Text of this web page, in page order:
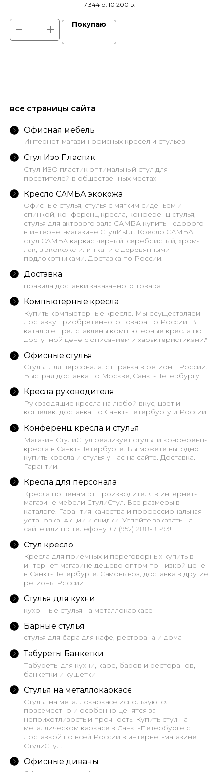
7 344 р. 10 200 р.
Покупаю
все страницы сайта
Офисная мебель
Интернет-магазин офисных кресел и стульев
Стул Изо Пластик
Стул ИЗО пластик оптимальный стул для
посетителей в общественных местах
Кресло САМБА экокожа
Офисные стулья, стулья с мягким сиденьем и
спинкой, конференц кресла, конференц стулья,
стулья для актового зала САМБА купить недорого
в интернет-магазине СтулИstul. Кресло САМБА,
стул САМБА каркас черный, серебристый, хром-
лак, в экокоже или ткани с деревянными
подлокотниками. Доставка по России.
Доставка
правила доставки заказанного товара
Компьютерные кресла
Купить компьютерные кресло. Мы осуществляем
доставку приобретенного товара по России. В
каталоге представлены компьютерные кресла по
доступной цене с описанием и характеристиками."
Офисные стулья
Стулья для персонала. отправка в регионы России.
Быстрая доставка по Москве, Санкт-Петербургу
Кресла руководителя
Руководящие кресла на любой вкус, цвет и
кошелек. доставка по Санкт-Петербургу и России
Конференц кресла и стулья
Магазин СтулиСтул реализует стулья и конференц-
кресла в Санкт-Петербурге. Вы можете выгодно
купить кресла и стулья у нас на сайте. Доставка.
Гарантии.
Кресла для персонала
Кресла по ценам от производителя в интернет-
магазине мебели СтулиСтул. Все размеры в
каталоге. Гарантия качества и профессиональная
установка. Акции и скидки. Успейте заказать на
сайте или по телефону +7 (952) 288-81-93!
Стул кресло
Кресла для приемных и переговорных купить в
интернет-магазине дешево оптом по низкой цене
в Санкт-Петербурге. Самовывоз, доставка в другие
регионы России
Стулья для кухни
кухонные стулья на металлокаркасе
Барные стулья
стулья для бара для кафе, ресторана и дома
Табуреты Банкетки
Табуреты для кухни, кафе, баров и ресторанов,
банкетки и кушетки
Стулья на металлокаркасе
Стулья на металлокаркасе используются
повсеместно и особенно ценятся за
неприхотливость и прочность. Купить стул на
металлическом каркасе в Санкт-Петербурге с
доставкой по всей России в интернет-магазине
СтулиСтул.
Офисные диваны